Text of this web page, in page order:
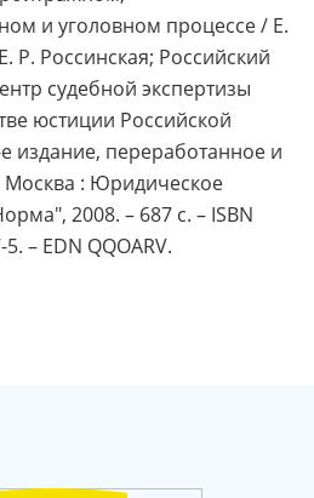
и уголовном процессе / Е.
Р. Россинская; Российский
судебной экспертизы
юстиции Российской
издание, переработанное и
Москва : Юридическое
2008. – 687 с. – ISBN
– EDN QQOARV.